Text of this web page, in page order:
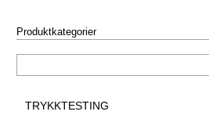
Produktkategorier
TRYKKTESTING